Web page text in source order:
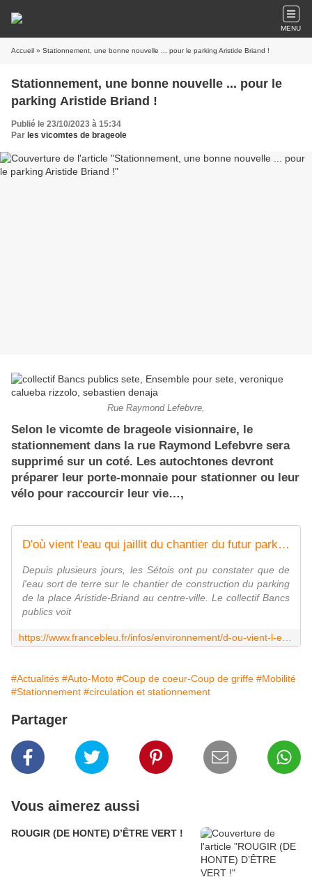
MENU
Accueil » Stationnement, une bonne nouvelle ... pour le parking Aristide Briand !
Stationnement, une bonne nouvelle ... pour le
parking Aristide Briand !
Publié le 23/10/2023 à 15:34
Par les vicomtes de brageole
Rue Raymond Lefebvre,
Selon le vicomte de brageole visionnaire, le
stationnement dans la rue Raymond Lefebvre sera
supprimé sur un coté. Les autochtones devront
préparer leur porte-monnaie pour stationner ou leur
vélo pour raccourcir leur vie…,
D'où vient l'eau qui jaillit du chantier du futur parking de la place Aristide-Briand à Sète ? - France Bleu
Depuis plusieurs jours, les Sétois ont pu constater que de
l'eau sort de terre sur le chantier de construction du parking
de la place Aristide-Briand au centre-ville. Le collectif Bancs
publics voit
#Actualités #Auto-Moto #Coup de coeur-Coup de griffe #Mobilité
#Stationnement #circulation et stationnement
Partager
Vous aimerez aussi
ROUGIR (DE HONTE) D’ÊTRE VERT !